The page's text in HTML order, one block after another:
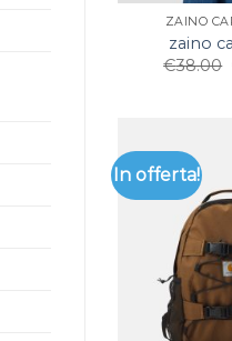
ZAINO
zaino
€38.00
In offerta!